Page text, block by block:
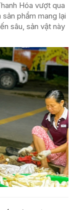
Hóa vượt qua
phẩm mang lại
sâu, sản vật này